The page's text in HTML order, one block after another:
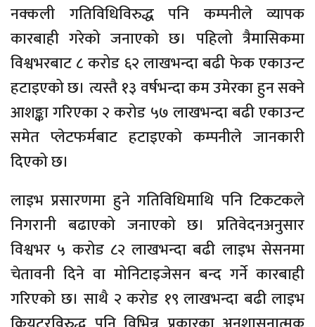
नक्कली गतिविधिविरुद्ध पनि कम्पनीले व्यापक
कारबाही गरेको जनाएको छ। पहिलो त्रैमासिकमा
विश्वभरबाट ८ करोड ६२ लाखभन्दा बढी फेक एकाउन्ट
हटाइएको छ। त्यस्तै १३ वर्षभन्दा कम उमेरका हुन सक्ने
आशङ्का गरिएका २ करोड ५७ लाखभन्दा बढी एकाउन्ट
समेत प्लेटफर्मबाट हटाइएको कम्पनीले जानकारी
दिएको छ।
लाइभ प्रसारणमा हुने गतिविधिमाथि पनि टिकटकले
निगरानी बढाएको जनाएको छ। प्रतिवेदनअनुसार
विश्वभर ५ करोड ८२ लाखभन्दा बढी लाइभ सेसनमा
चेतावनी दिने वा मोनिटाइजेसन बन्द गर्ने कारबाही
गरिएको छ। साथै २ करोड १९ लाखभन्दा बढी लाइभ